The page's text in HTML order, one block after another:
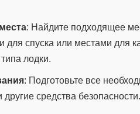
: Найдите подходящее
спуска или местами для
лодки.
: Подготовьте все
средства